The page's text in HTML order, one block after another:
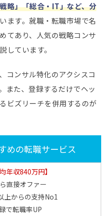
略」「総合・IT」など、分
ます。就職・転職市場で名
てあり、人気の戦略コンサ
しています。
コンサル特化のアクシスコ
また、登録するだけでヘッ
ビズリーチを併用するのが
めの転職サービス
年収840万円】
直接オファー
上からの支持No1
で転職率UP